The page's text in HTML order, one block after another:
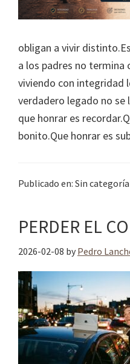
obligan a vivir
a los padres no termina
viviendo con integridad
verdadero legado no se
que honrar es
bonito.Que honrar es
Publicado en: Sin categoría
PERDER EL
2026-02-08 by Pedro